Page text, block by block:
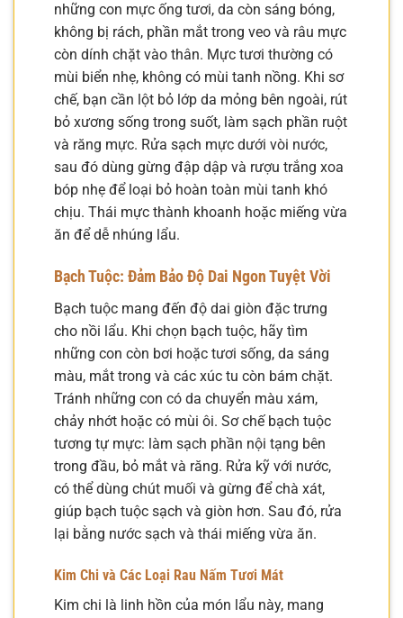
những con mực ống tươi, da còn sáng bóng,
không bị rách, phần mắt trong veo và râu mực
còn dính chặt vào thân. Mực tươi thường có
mùi biển nhẹ, không có mùi tanh nồng. Khi sơ
chế, bạn cần lột bỏ lớp da mỏng bên ngoài, rút
bỏ xương sống trong suốt, làm sạch phần ruột
và răng mực. Rửa sạch mực dưới vòi nước,
sau đó dùng gừng đập dập và rượu trắng xoa
bóp nhẹ để loại bỏ hoàn toàn mùi tanh khó
chịu. Thái mực thành khoanh hoặc miếng vừa
ăn để dễ nhúng lẩu.
Bạch Tuộc: Đảm Bảo Độ Dai Ngon Tuyệt Vời
Bạch tuộc mang đến độ dai giòn đặc trưng
cho nồi lẩu. Khi chọn bạch tuộc, hãy tìm
những con còn bơi hoặc tươi sống, da sáng
màu, mắt trong và các xúc tu còn bám chặt.
Tránh những con có da chuyển màu xám,
chảy nhớt hoặc có mùi ôi. Sơ chế bạch tuộc
tương tự mực: làm sạch phần nội tạng bên
trong đầu, bỏ mắt và răng. Rửa kỹ với nước,
có thể dùng chút muối và gừng để chà xát,
giúp bạch tuộc sạch và giòn hơn. Sau đó, rửa
lại bằng nước sạch và thái miếng vừa ăn.
Kim Chi và Các Loại Rau Nấm Tươi Mát
Kim chi là linh hồn của món lẩu này, mang